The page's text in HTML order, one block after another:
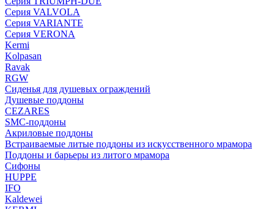
Серия VALVOLA
Серия VARIANTE
Серия VERONA
Kermi
Kolpasan
Ravak
RGW
Сиденья для душевых ограждений
Душевые поддоны
CEZARES
SMC-поддоны
Акриловые поддоны
Встраиваемые литые поддоны из искусственного мрамора
Поддоны и барьеры из литого мрамора
Сифоны
HUPPE
IFO
Kaldewei